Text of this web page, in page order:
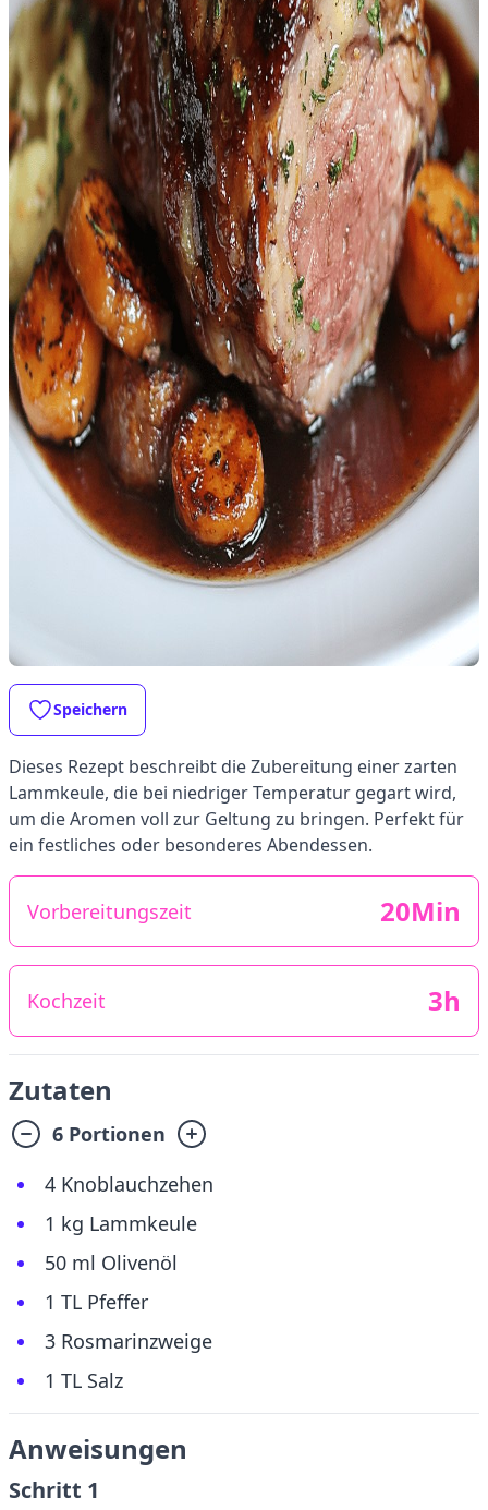
Speichern
Dieses Rezept beschreibt die Zubereitung einer zarten
Lammkeule, die bei niedriger Temperatur gegart wird,
um die Aromen voll zur Geltung zu bringen. Perfekt für
ein festliches oder besonderes Abendessen.
Vorbereitungszeit 20Min
Kochzeit 3h
Zutaten
6 Portionen
4 Knoblauchzehen
1 kg Lammkeule
50 ml Olivenöl
1 TL Pfeffer
3 Rosmarinzweige
1 TL Salz
Anweisungen
Schritt 1